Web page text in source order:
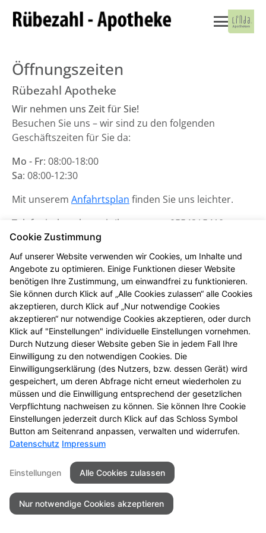
Öffnungszeiten
Rübezahl Apotheke
Wir nehmen uns Zeit für Sie!
Besuchen Sie uns – wir sind zu den folgenden
Geschäftszeiten für Sie da:
Mo - Fr: 08:00-18:00
Sa: 08:00-12:30
Mit unserem Anfahrtsplan finden Sie uns leichter.
Telefonisch stehen wir Ihnen unter 05542/ 5410
Verfügung.
Unsere Notdienste finden Sie hier.
Seitenübersicht Kontakt
Impressum
Datenschutz
Barrierefreiheit
© 2026 Rübezahl Apotheke
Cookie Zustimmung
Auf unserer Website verwenden wir Cookies, um Inhalte und
Angebote zu optimieren. Einige Funktionen dieser Website
benötigen Ihre Zustimmung, um einwandfrei zu funktionieren.
Sie können durch Klick auf „Alle Cookies zulassen“ alle Cookies
akzeptieren, durch Klick auf „Nur notwendige Cookies
akzeptieren“ nur notwendige Cookies akzeptieren, oder durch
Klick auf "Einstellungen" individuelle Einstellungen vornehmen.
Durch Nutzung dieser Website geben Sie in jedem Fall Ihre
Einwilligung zu den notwendigen Cookies. Die
Einwilligungserklärung (des Nutzers, bzw. dessen Gerät) wird
gespeichert, um deren Abfrage nicht erneut wiederholen zu
müssen und die Einwilligung entsprechend der gesetzlichen
Verpflichtung nachweisen zu können. Sie können Ihre Cookie
Einstellungen jederzeit durch Klick auf das Schloss Symbol
Button am Seitenrand anpassen, verwalten und widerrufen.
Datenschutz Impressum
Einstellungen Alle Cookies zulassen
Nur notwendige Cookies akzeptieren